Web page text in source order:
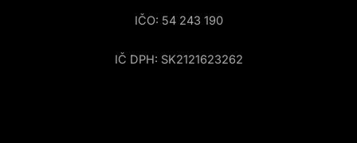
IČO: 54 243 190
IČ DPH: SK2121623262